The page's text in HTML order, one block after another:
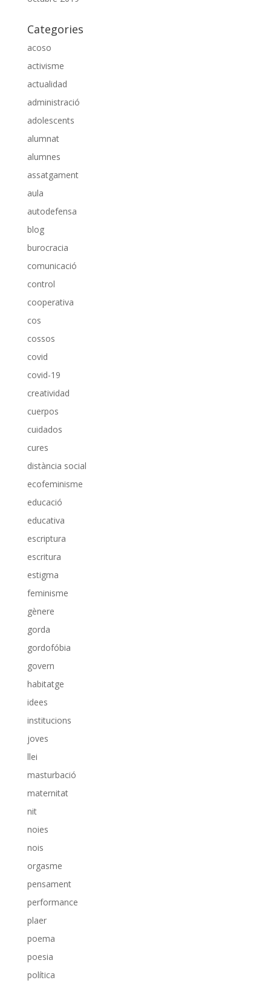
Categories
acoso
activisme
actualidad
administració
adolescents
alumnat
alumnes
assatgament
aula
autodefensa
blog
burocracia
comunicació
control
cooperativa
cos
cossos
covid
covid-19
creatividad
cuerpos
cuidados
cures
distància social
ecofeminisme
educació
educativa
escriptura
escritura
estigma
feminisme
gènere
gorda
gordofóbia
govern
habitatge
idees
institucions
joves
llei
masturbació
maternitat
nit
noies
nois
orgasme
pensament
performance
plaer
poema
poesia
política